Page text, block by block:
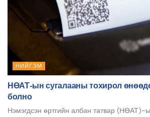
НИЙГЭМ
НӨАТ-ын сугалааны тохирол
болно
Нэмэгдсэн өртгийн албан татвар